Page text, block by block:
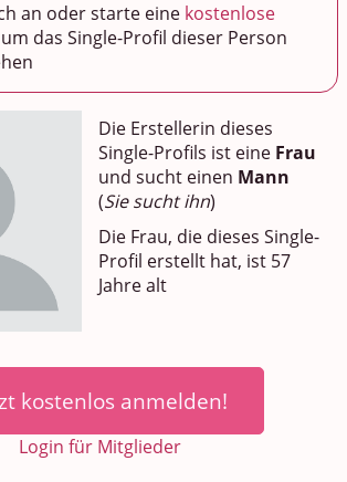
an oder starte eine kostenlose
um das Single-Profil dieser Person
Die Erstellerin dieses
Single-Profils ist eine Frau
und sucht einen Mann
(Sie sucht ihn)
Die Frau, die dieses Single-
Profil erstellt hat, ist 57
Jahre alt
kostenlos anmelden!
Login für Mitglieder